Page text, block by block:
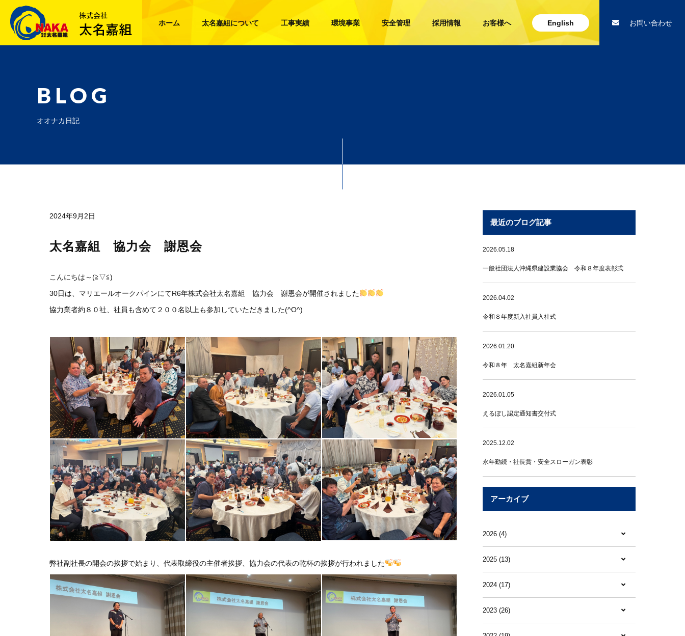
ホーム 太名嘉組について 工事実績 環境事業 安全管理 採用情報 お客様へ English お問い合わせ
BLOG
オオナカ日記
2024年9月2日
太名嘉組 協力会 謝恩会
こんにちは～(≧▽≦)
30日は、マリエールオークパインにてR6年株式会社太名嘉組 協力会 謝恩会が開催されました
協力業者約８０社、社員も含めて２００名以上も参加していただきました(^O^)
弊社副社長の開会の挨拶で始まり、代表取締役の主催者挨拶、協力会の代表の乾杯の挨拶が行われました
最近のブログ記事
2026.05.18
一般社団法人沖縄県建設業協会 令和８年度表彰式
2026.04.02
令和８年度新入社員入社式
2026.01.20
令和８年 太名嘉組新年会
2026.01.05
えるぼし認定通知書交付式
2025.12.02
永年勤続・社長賞・安全スローガン表彰
アーカイブ
2026 (4)
2025 (13)
2024 (17)
2023 (26)